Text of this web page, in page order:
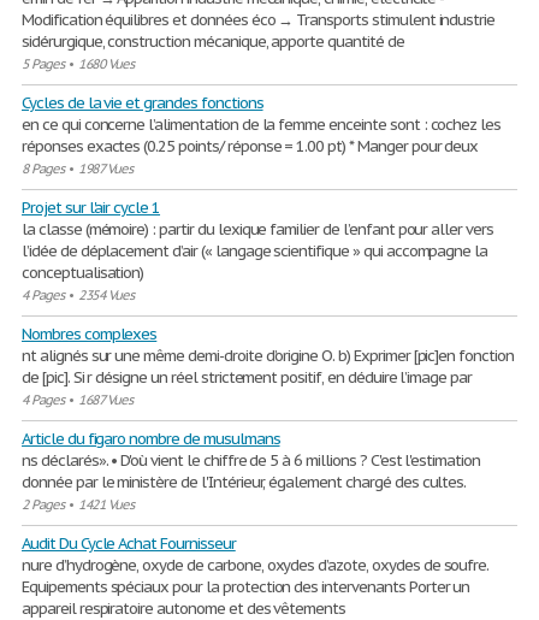
Modification équilibres et données éco → Transports stimulent industrie
sidérurgique, construction mécanique, apporte quantité de
5 Pages• 1680 Vues
Cycles de la vie et grandes fonctions
en ce qui concerne l’alimentation de la femme enceinte sont : cochez les
réponses exactes (0.25 points/ réponse = 1.00 pt) * Manger pour deux
8 Pages• 1987 Vues
Projet sur l'air cycle 1
la classe (mémoire) : partir du lexique familier de l’enfant pour aller vers
l’idée de déplacement d’air (« langage scientifique » qui accompagne la
conceptualisation)
4 Pages• 2354 Vues
Nombres complexes
nt alignés sur une même demi-droite d’origine O. b) Exprimer [pic]en fonction
de [pic]. Si r désigne un réel strictement positif, en déduire l’image par
4 Pages• 1687 Vues
Article du figaro nombre de musulmans
ns déclarés». • D'où vient le chiffre de 5 à 6 millions ? C'est l'estimation
donnée par le ministère de l'Intérieur, également chargé des cultes.
2 Pages• 1421 Vues
Audit Du Cycle Achat Fournisseur
nure d’hydrogène, oxyde de carbone, oxydes d’azote, oxydes de soufre.
Equipements spéciaux pour la protection des intervenants Porter un
appareil respiratoire autonome et des vêtements